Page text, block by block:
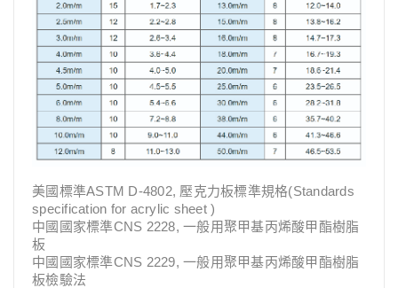
美國標準ASTM D-4802, 壓克力板標準規格(Standards
specification for acrylic sheet )
中國國家標準CNS 2228, 一般用聚甲基丙烯酸甲酯樹脂
板
中國國家標準CNS 2229, 一般用聚甲基丙烯酸甲酯樹脂
板檢驗法